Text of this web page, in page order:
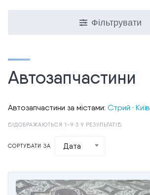
Фільтрувати
Автозапчастини
Автозапчастини за містами: Стрий · Київ
ВІДОБРАЖАЮТЬСЯ 1-9 З 9 РЕЗУЛЬТАТІВ
СОРТУВАТИ ЗА Дата